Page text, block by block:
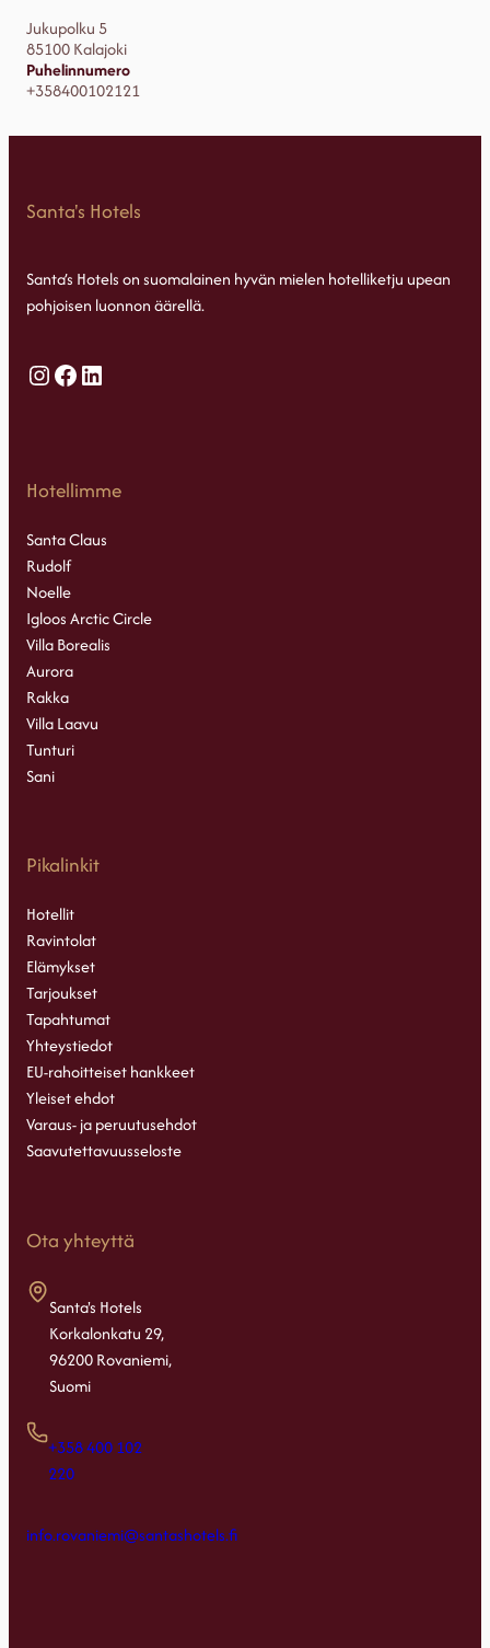
Jukupolku 5
85100 Kalajoki
Puhelinnumero
+358400102121
Santa's Hotels
Santa’s Hotels on suomalainen hyvän mielen hotelliketju upean
pohjoisen luonnon äärellä.
Instagram
Facebook
LinkedIn
Hotellimme
Santa Claus
Rudolf
Noelle
Igloos Arctic Circle
Villa Borealis
Aurora
Rakka
Villa Laavu
Tunturi
Sani
Pikalinkit
Hotellit
Ravintolat
Elämykset
Tarjoukset
Tapahtumat
Yhteystiedot
EU-rahoitteiset hankkeet
Yleiset ehdot
Varaus- ja peruutusehdot
Saavutettavuusseloste
Ota yhteyttä
Santa's Hotels
Korkalonkatu 29,
96200 Rovaniemi,
Suomi
+358 400 102
220
info.rovaniemi@santashotels.fi